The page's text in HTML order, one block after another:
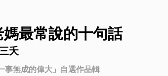
媽最常說的十句話
夭
事無成的偉大」自選作品輯